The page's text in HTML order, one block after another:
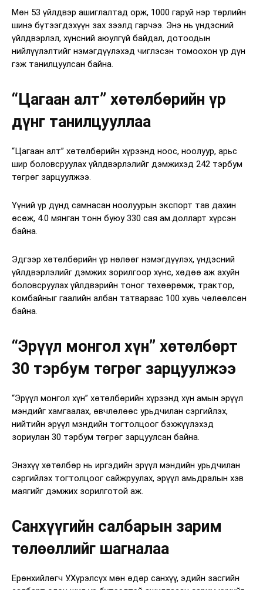
Мөн 53 үйлдвэр ашиглалтад орж, 1000 гаруй нэр төрлийн
шинэ бүтээгдэхүүн зах зээлд гарчээ. Энэ нь үндэсний
үйлдвэрлэл, хүнсний аюулгүй байдал, дотоодын
нийлүүлэлтийг нэмэгдүүлэхэд чиглэсэн томоохон үр дүн
гэж танилцуулсан байна.
“Цагаан алт” хөтөлбөрийн үр
дүнг танилцууллаа
“Цагаан алт” хөтөлбөрийн хүрээнд ноос, ноолуур, арьс
шир боловсруулах үйлдвэрлэлийг дэмжихэд 242 тэрбум
төгрөг зарцуулжээ.
Үүний үр дүнд самнасан ноолуурын экспорт тав дахин
өсөж, 4.0 мянган тонн буюу 330 сая ам.долларт хүрсэн
байна.
Эдгээр хөтөлбөрийн үр нөлөөг нэмэгдүүлэх, үндэсний
үйлдвэрлэлийг дэмжих зорилгоор хүнс, хөдөө аж ахуйн
боловсруулах үйлдвэрийн тоног төхөөрөмж, трактор,
комбайныг гаалийн албан татвараас 100 хувь чөлөөлсөн
байна.
“Эрүүл монгол хүн” хөтөлбөрт
30 тэрбум төгрөг зарцуулжээ
“Эрүүл монгол хүн” хөтөлбөрийн хүрээнд хүн амын эрүүл
мэндийг хамгаалах, өвчлөлөөс урьдчилан сэргийлэх,
нийтийн эрүүл мэндийн тогтолцоог бэхжүүлэхэд
зориулан 30 тэрбум төгрөг зарцуулсан байна.
Энэхүү хөтөлбөр нь иргэдийн эрүүл мэндийн урьдчилан
сэргийлэх тогтолцоог сайжруулах, эрүүл амьдралын хэв
маягийг дэмжих зорилготой аж.
Санхүүгийн салбарын зарим
төлөөллийг шагналаа
Ерөнхийлөгч У.Хүрэлсүх мөн өдөр санхүү, эдийн засгийн